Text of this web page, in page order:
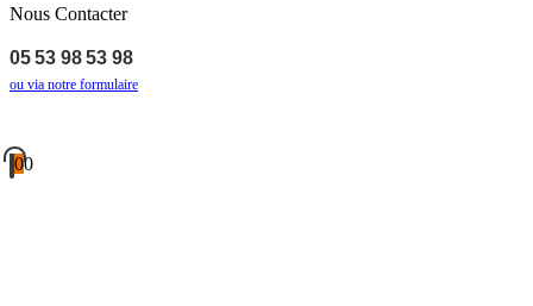
Nous Contacter
05 53 98 53 98
ou via notre formulaire
00